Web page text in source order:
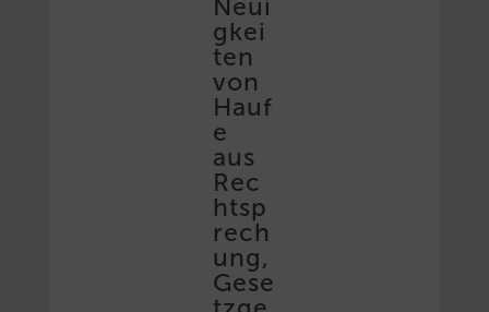
Neui
gkei
ten
von
Hauf
e
aus
Rec
htsp
rech
ung,
Gese